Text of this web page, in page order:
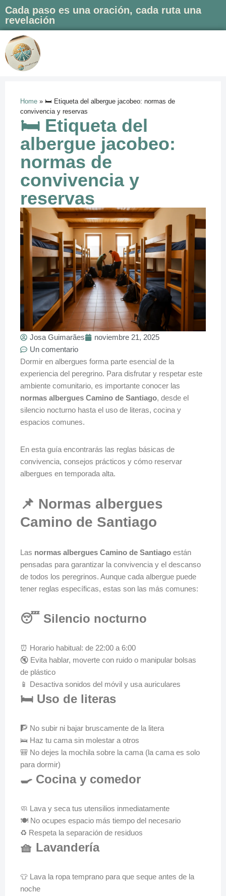
al
contenido
Cada paso es una oración, cada ruta una
revelación
Home » 🛏️ Etiqueta del albergue jacobeo: normas de
convivencia y reservas
🛏️ Etiqueta del
albergue jacobeo:
normas de
convivencia y
reservas
Josa Guimarães
noviembre 21, 2025
Un comentario
Dormir en albergues forma parte esencial de la
experiencia del peregrino. Para disfrutar y respetar este
ambiente comunitario, es importante conocer las
normas albergues Camino de Santiago, desde el
silencio nocturno hasta el uso de literas, cocina y
espacios comunes.
En esta guía encontrarás las reglas básicas de
convivencia, consejos prácticos y cómo reservar
albergues en temporada alta.
📌 Normas albergues
Camino de Santiago
Las normas albergues Camino de Santiago están
pensadas para garantizar la convivencia y el descanso
de todos los peregrinos. Aunque cada albergue puede
tener reglas específicas, estas son las más comunes:
😴 Silencio nocturno
⏰ Horario habitual: de 22:00 a 6:00
🔇 Evita hablar, moverte con ruido o manipular bolsas
de plástico
📱 Desactiva sonidos del móvil y usa auriculares
🛏️ Uso de literas
🧗 No subir ni bajar bruscamente de la litera
🛌 Haz tu cama sin molestar a otros
🎒 No dejes la mochila sobre la cama (la cama es solo
para dormir)
🍳 Cocina y comedor
🧼 Lava y seca tus utensilios inmediatamente
🍽️ No ocupes espacio más tiempo del necesario
♻️ Respeta la separación de residuos
🧺 Lavandería
👕 Lava la ropa temprano para que seque antes de la
noche